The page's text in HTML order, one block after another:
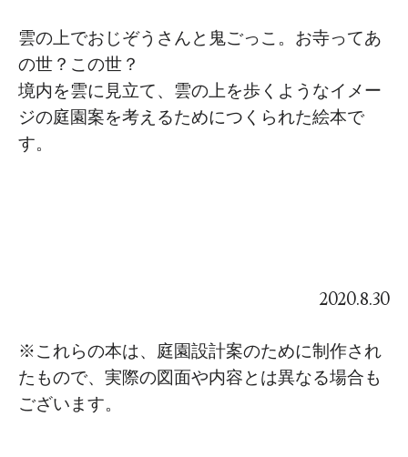
雲の上でおじぞうさんと鬼ごっこ。お寺ってあ
の世？この世？
境内を雲に見立て、雲の上を歩くようなイメー
ジの庭園案を考えるためにつくられた絵本で
す。
2020.8.30
※これらの本は、庭園設計案のために制作され
たもので、実際の図面や内容とは異なる場合も
ございます。